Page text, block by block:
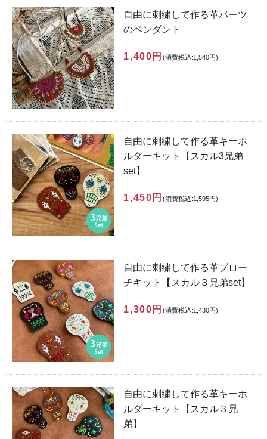
自由に刺繍して作る革パーツ
のペンダント
1,400円 (消費税込:1,540円)
自由に刺繍して作る革キーホ
ルダーキット【スカル3兄弟
set】
1,450円 (消費税込:1,595円)
自由に刺繍して作る革ブロー
チキット【スカル３兄弟set】
1,300円 (消費税込:1,430円)
自由に刺繍して作る革キーホ
ルダーキット【スカル３兄
弟】